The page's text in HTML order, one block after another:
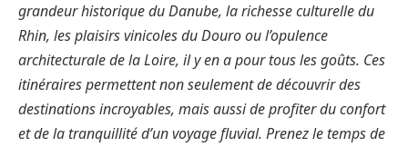
grandeur historique du Danube, la richesse culturelle du
Rhin, les plaisirs vinicoles du Douro ou l’opulence
architecturale de la Loire, il y en a pour tous les goûts. Ces
itinéraires permettent non seulement de découvrir des
destinations incroyables, mais aussi de profiter du confort
et de la tranquillité d’un voyage fluvial. Prenez le temps de